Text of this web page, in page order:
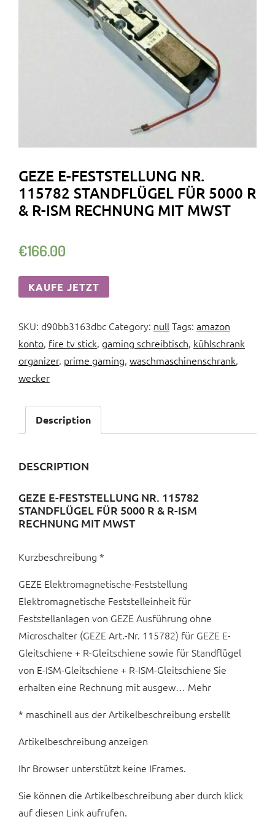
GEZE E-FESTSTELLUNG NR.
115782 STANDFLÜGEL FÜR 5000 R
& R-ISM RECHNUNG MIT MWST
€166.00
KAUFE JETZT
SKU: d90bb3163dbc Category: nullTags: amazon
konto, fire tv stick, gaming schreibtisch, kühlschrank
organizer, prime gaming, waschmaschinenschrank,
wecker
Description
DESCRIPTION
GEZE E-FESTSTELLUNG NR. 115782
STANDFLÜGEL FÜR 5000 R & R-ISM
RECHNUNG MIT MWST
Kurzbeschreibung *
GEZE Elektromagnetische-Feststellung
Elektromagnetische Feststelleinheit für
Feststellanlagen von GEZE Ausführung ohne
Microschalter (GEZE Art.-Nr. 115782) für GEZE E-
Gleitschiene + R-Gleitschiene sowie für Standflügel
von E-ISM-Gleitschiene + R-ISM-Gleitschiene Sie
erhalten eine Rechnung mit ausgew… Mehr
* maschinell aus der Artikelbeschreibung erstellt
Artikelbeschreibung anzeigen
Ihr Browser unterstützt keine IFrames.
Sie können die Artikelbeschreibung aber durch klick
auf diesen Link aufrufen.